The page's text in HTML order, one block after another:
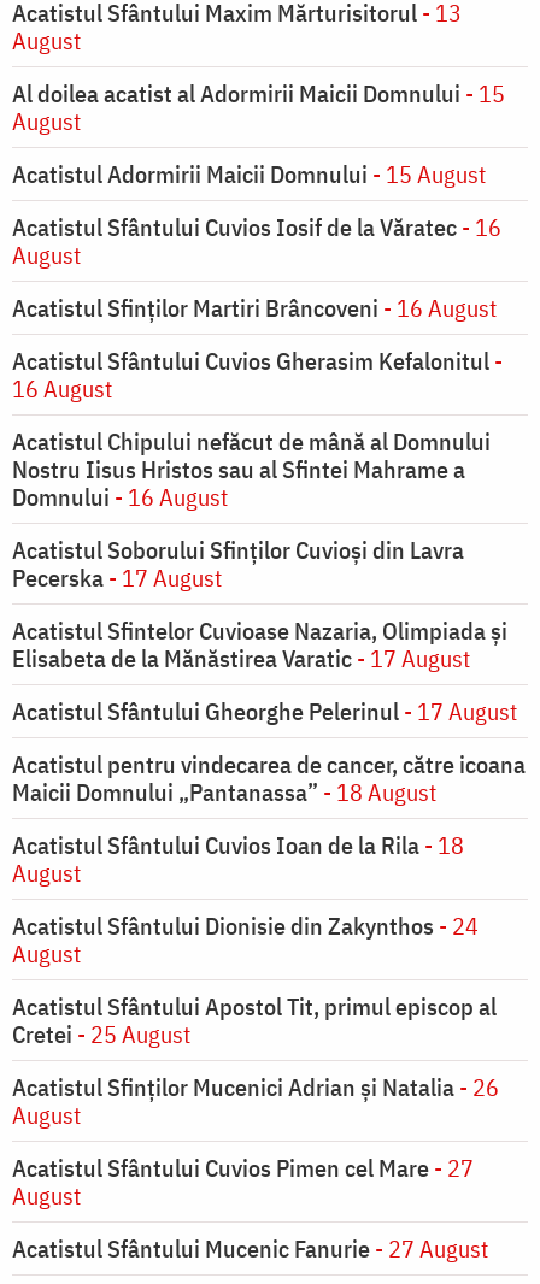
Acatistul Sfântului Maxim Mărturisitorul- 13
August
Al doilea acatist al Adormirii Maicii Domnului - 15
August
Acatistul Adormirii Maicii Domnului - 15 August
Acatistul Sfântului Cuvios Iosif de la Văratec- 16
August
Acatistul Sfinților Martiri Brâncoveni - 16 August
Acatistul Sfântului Cuvios Gherasim Kefalonitul-
16 August
Acatistul Chipului nefăcut de mână al Domnului
Nostru Iisus Hristos sau al Sfintei Mahrame a
Domnului - 16 August
Acatistul Soborului Sfinților Cuvioși din Lavra
Pecerska- 17 August
Acatistul Sfintelor Cuvioase Nazaria, Olimpiada și
Elisabeta de la Mănăstirea Varatic- 17 August
Acatistul Sfântului Gheorghe Pelerinul- 17 August
Acatistul pentru vindecarea de cancer, către icoana
Maicii Domnului „Pantanassa” - 18 August
Acatistul Sfântului Cuvios Ioan de la Rila- 18
August
Acatistul Sfântului Dionisie din Zakynthos - 24
August
Acatistul Sfântului Apostol Tit, primul episcop al
Cretei - 25 August
Acatistul Sfinților Mucenici Adrian și Natalia- 26
August
Acatistul Sfântului Cuvios Pimen cel Mare- 27
August
Acatistul Sfântului Mucenic Fanurie- 27 August